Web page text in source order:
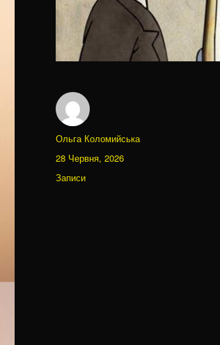
Автор
Ольга Коломийська
Оприлюднено
28 Червня, 2026
Категорії
Записи